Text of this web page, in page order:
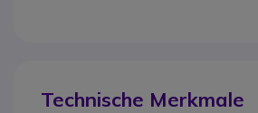
Technische Merkmale